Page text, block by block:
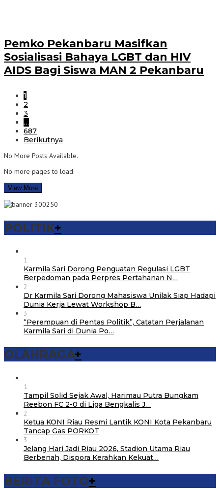
‎Pemko Pekanbaru Masifkan
Sosialisasi Bahaya LGBT dan HIV
AIDS Bagi Siswa MAN 2 Pekanbaru
1
2
3
…
687
Berikutnya
No More Posts Available.
No more pages to load.
View More
POLITIK+
1
Karmila Sari Dorong Penguatan Regulasi LGBT
Berpedoman pada Perpres Pertahanan N…
2
Dr Karmila Sari Dorong Mahasiswa Unilak Siap Hadapi
Dunia Kerja Lewat Workshop B…
3
“Perempuan di Pentas Politik”, Catatan Perjalanan
Karmila Sari di Dunia Po…
OLAHRAGA+
1
Tampil Solid Sejak Awal, Harimau Putra Bungkam
Reebon FC 2-0 di Liga Bengkalis J…
2
Ketua KONI Riau Resmi Lantik KONI Kota Pekanbaru
Tancap Gas PORKOT
3
Jelang Hari Jadi Riau 2026, Stadion Utama Riau
Berbenah, Dispora Kerahkan Kekuat…
BERITA FOTO+